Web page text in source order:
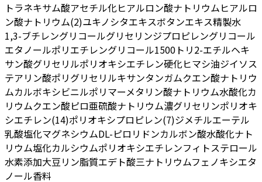
トラネキサム酸アセチル化ヒアルロン酸ナトリウムヒアルロ
ン酸ナトリウム(2)ユキノシタエキスボタンエキス精製水
1,3-ブチレングリコールグリセリンジプロピレングリコール
エタノールポリエチレングリコール1500 トリ2-エチルヘキ
サン酸グリセリルポリオキシエチレン硬化ヒマシ油ジイソス
テアリン酸ポリグリセリルキサンタンガムクエン酸ナトリウ
ムカルボキシビニルポリマーメタリン酸ナトリウム水酸化カ
リウムクエン酸ピロ亜硫酸ナトリウム濃グリセリンポリオキ
シエチレン(14)ポリオキシプロピレン(7)ジメチルエーテル
乳酸塩化マグネシウムDL-ピロリドンカルボン酸水酸化ナト
リウム塩化カルシウムポリオキシエチレンフィトステロール
水素添加大豆リン脂質エデト酸三ナトリウムフェノキシエタ
ノール香料